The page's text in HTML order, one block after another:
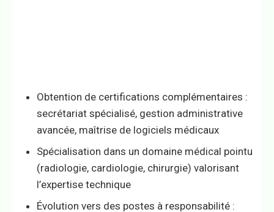
Obtention de certifications complémentaires :
secrétariat spécialisé, gestion administrative
avancée, maîtrise de logiciels médicaux
Spécialisation dans un domaine médical pointu
(radiologie, cardiologie, chirurgie) valorisant
l’expertise technique
Évolution vers des postes à responsabilité :